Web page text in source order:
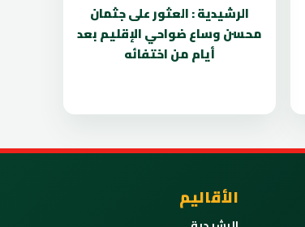
الرشيدية : العثور على جثمان
محسن وساع ضواحي الإقليم بعد
أيام من اختفائه
الأقاليم